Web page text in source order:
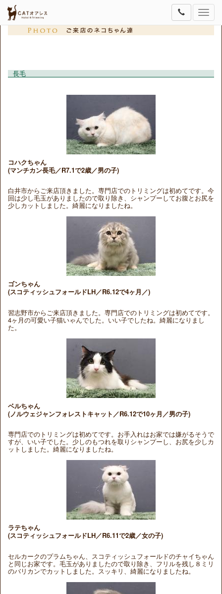
Toggle
長毛
コハクちゃん
(マンチカン長毛／R7.1で2歳／男の子)
白井市からご来店頂きました。専門店でのトリミングは初めてです。今
回は少し毛玉がありましたので取り除き、シャンプーしてお腹とお尻を
少しカットしました。綺麗になりましたね。
ゴンちゃん
(スコティッシュフォールドLH／R6.12で4ヶ月／)
習志野市からご来店頂きました。専門店でのトリミングは初めてです。
4ヶ月の可愛い子猫いゃんでした。いい子でしたね。綺麗になりまし
た。
ベルちゃん
(ノルウェジャンフォレストキャット／R6.12で10ヶ月／男の子)
専門店でのトリミングは初めてです。お手入れはお家では嫌がるそうで
すが、いい子でした。少しのもつれを取りシャンプーし、お尻を少しカ
ットしました。綺麗になりましたね。
ラテちゃん
(スコティッシュフォールドLH／R6.11で2歳／女の子)
セルカークのプラムちゃん、スコティッシュフォールドのチャイちゃん
と同じお家です。毛玉がありましたので取り除き、フリルを残し８ミリ
のバリカンでカットしました。スッキリ、綺麗になりましたね。